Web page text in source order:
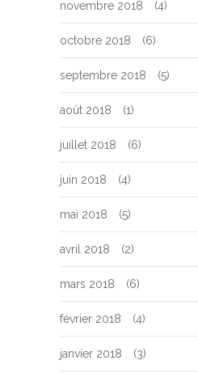
novembre 2018 (4)
octobre 2018 (6)
septembre 2018 (5)
août 2018 (1)
juillet 2018 (6)
juin 2018 (4)
mai 2018 (5)
avril 2018 (2)
mars 2018 (6)
février 2018 (4)
janvier 2018 (3)